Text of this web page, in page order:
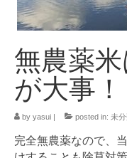
お問合せ
無農薬
が大事！
by yasui | posted in: 未
完全無農薬なので、